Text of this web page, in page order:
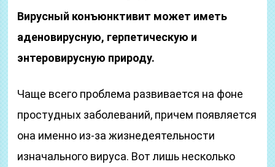
Вирусный конъюнктивит может иметь
аденовирусную, герпетическую и
энтеровирусную природу.
Чаще всего проблема развивается на фоне
простудных заболеваний, причем появляется
она именно из-за жизнедеятельности
изначального вируса. Вот лишь несколько